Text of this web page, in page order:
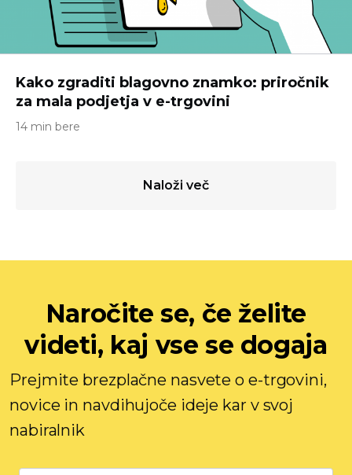
Kako zgraditi blagovno znamko: priročnik
za mala podjetja v e-trgovini
14 min bere
Naloži več
Naročite se, če želite
videti, kaj vse se dogaja
Prejmite brezplačne nasvete o e-trgovini,
novice in navdihujoče ideje kar v svoj
nabiralnik